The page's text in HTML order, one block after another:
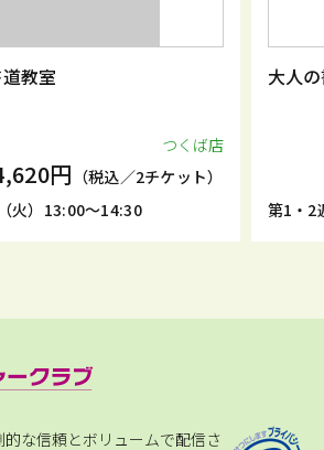
大人の書道教室
4,620円（税込／2チケット）
第1・2週（火）15:00～16:30
な信頼とボリュームで配信さ